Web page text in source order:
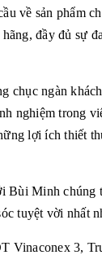
về sản phẩm
đầy đủ sự
chục ngàn
nghiệm trong
lợi ích thiết
Bùi Minh chúng
tuyệt vời nhất
Vinaconex 3,